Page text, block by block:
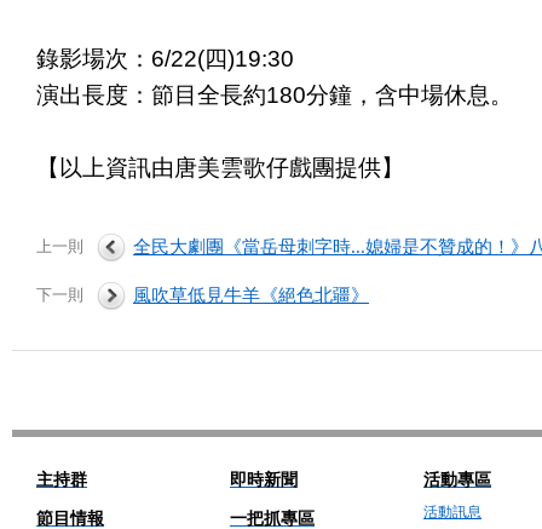
錄影場次： 6/22(四)19:30
演出長度：節目全長約180分鐘，含中場休息。
【以上資訊由唐美雲歌仔戲團提供】
上一則 全民大劇團《當岳母刺字時...媳婦是不贊成的！》
下一則 風吹草低見牛羊《絕色北疆》
主持群
節目情報
即時新聞
一把抓專區
活動專區
活動訊息